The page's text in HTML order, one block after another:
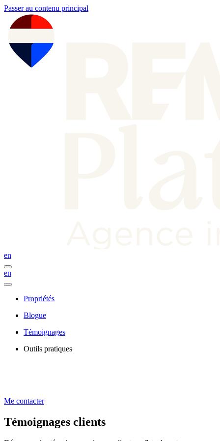
Passer au contenu principal
en
en
Propriétés
Blogue
Témoignages
Outils pratiques
Me contacter
Témoignages clients